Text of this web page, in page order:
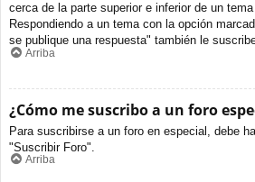
cerca de la parte superior e inferior de un
Respondiendo a un tema con la opción
se publique una respuesta" también le
Arriba
¿Cómo me suscribo a un foro
Para suscribirse a un foro en especial, debe
"Suscribir Foro".
Arriba